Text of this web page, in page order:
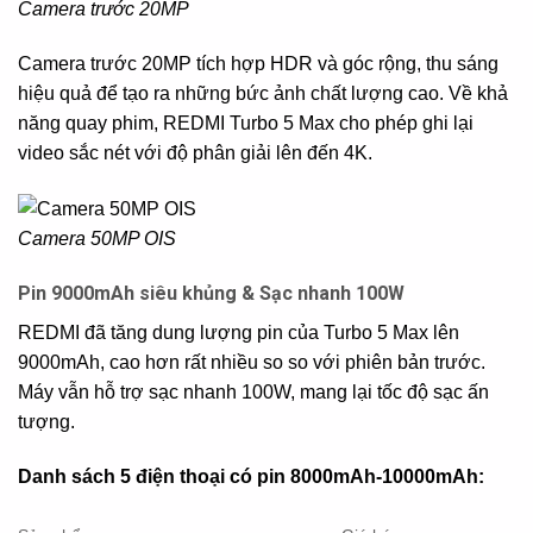
Camera trước 20MP
Camera trước 20MP tích hợp HDR và góc rộng, thu sáng
hiệu quả để tạo ra những bức ảnh chất lượng cao. Về khả
năng quay phim, REDMI Turbo 5 Max cho phép ghi lại
video sắc nét với độ phân giải lên đến 4K.
Camera 50MP OIS
Pin 9000mAh siêu khủng & Sạc nhanh 100W
REDMI đã tăng dung lượng pin của Turbo 5 Max lên
9000mAh, cao hơn rất nhiều so so với phiên bản trước.
Máy vẫn hỗ trợ sạc nhanh 100W, mang lại tốc độ sạc ấn
tượng.
Danh sách 5 điện thoại có pin 8000mAh-10000mAh: